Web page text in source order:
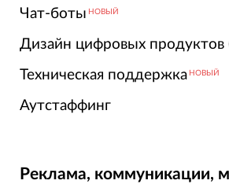
Чат-боты НОВЫЙ
Дизайн цифровых продуктов
Техническая поддержка НОВЫЙ
Аутстаффинг
Реклама, коммуникации,